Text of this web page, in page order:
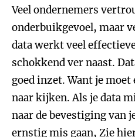
Veel ondernemers
onderbuikgevoel, maar
data werkt veel
schokkend ver naast.
goed inzet. Want je
naar kijken. Als je data
naar de bevestiging van
ernstig mis gaan, Zie